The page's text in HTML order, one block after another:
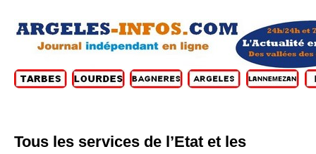
Tous les services de l’Etat et les